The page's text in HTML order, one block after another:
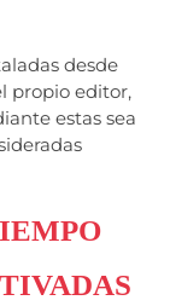
desde
propio editor,
estas sea